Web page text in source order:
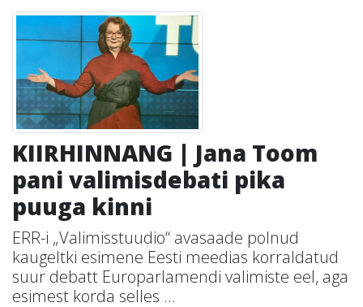
KIIRHINNANG | Jana Toom
pani valimisdebati pika
puuga kinni
ERR-i „Valimisstuudio“ avasaade polnud
kaugeltki esimene Eesti meedias korraldatud
suur debatt Europarlamendi valimiste eel, aga
esimest korda selles ...